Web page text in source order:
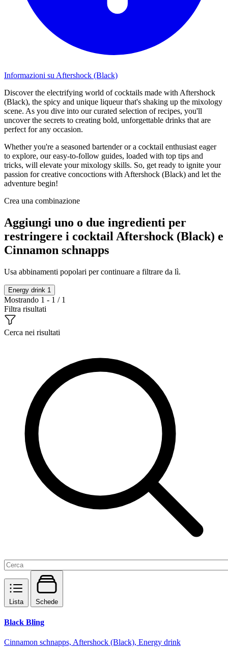
Informazioni su Aftershock (Black)
Discover the electrifying world of cocktails made with Aftershock
(Black), the spicy and unique liqueur that's shaking up the mixology
scene. As you dive into our curated selection of recipes, you'll
uncover the secrets to creating bold, unforgettable drinks that are
perfect for any occasion.
Whether you're a seasoned bartender or a cocktail enthusiast eager
to explore, our easy-to-follow guides, loaded with top tips and
tricks, will elevate your mixology skills. So, get ready to ignite your
passion for creative concoctions with Aftershock (Black) and let the
adventure begin!
Crea una combinazione
Aggiungi uno o due ingredienti per
restringere i cocktail Aftershock (Black) e
Cinnamon schnapps
Usa abbinamenti popolari per continuare a filtrare da lì.
Energy drink 1
Mostrando 1 - 1 / 1
Filtra risultati
Cerca nei risultati
Lista Schede
Black Bling
Cinnamon schnapps, Aftershock (Black), Energy drink